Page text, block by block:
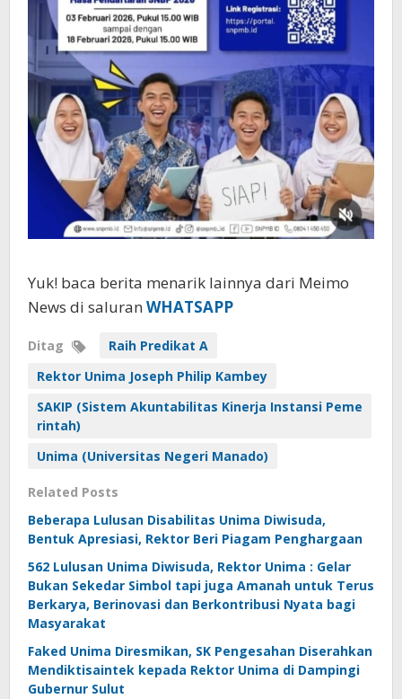
Yuk! baca berita menarik lainnya dari Meimo
News di saluran WHATSAPP
Ditag
Raih Predikat A
Rektor Unima Joseph Philip Kambey
SAKIP (Sistem Akuntabilitas Kinerja Instansi Peme
rintah)
Unima (Universitas Negeri Manado)
Related Posts
Beberapa Lulusan Disabilitas Unima Diwisuda,
Bentuk Apresiasi, Rektor Beri Piagam Penghargaan
562 Lulusan Unima Diwisuda, Rektor Unima : Gelar
Bukan Sekedar Simbol tapi juga Amanah untuk Terus
Berkarya, Berinovasi dan Berkontribusi Nyata bagi
Masyarakat
Faked Unima Diresmikan, SK Pengesahan Diserahkan
Mendiktisaintek kepada Rektor Unima di Dampingi
Gubernur Sulut